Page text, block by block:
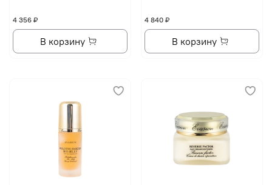
4 356 ₽
В корзину
4 840 ₽
В корзину